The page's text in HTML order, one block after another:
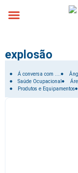
explosão
Filtrar por:
Á conversa com ....
Saúde Ocupacional
Produtos e Equipamentos